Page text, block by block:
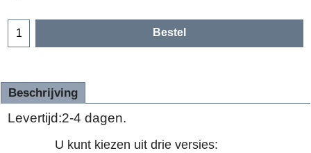
Bestel
Beschrijving
Levertijd:2-4 dagen.
U kunt kiezen uit drie versies: